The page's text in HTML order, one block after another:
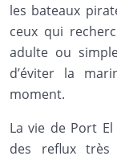
les bateaux
ceux qui
adulte ou
d’éviter la
moment.
La vie de Port
des reflux très